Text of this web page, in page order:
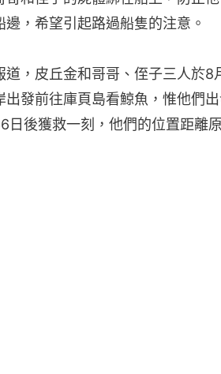
邊，希望引起路過船隻的注意。
道，皮丘金和哥哥、侄子三人於8
出發前往庫頁島看鯨魚，惟他們
日後獲救一刻，他們的位置距離